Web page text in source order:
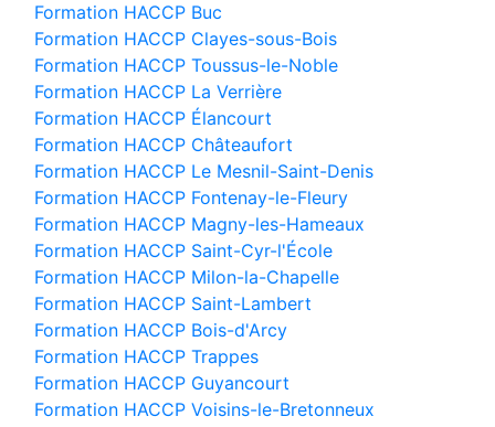
Formation HACCP Buc
Formation HACCP Clayes-sous-Bois
Formation HACCP Toussus-le-Noble
Formation HACCP La Verrière
Formation HACCP Élancourt
Formation HACCP Châteaufort
Formation HACCP Le Mesnil-Saint-Denis
Formation HACCP Fontenay-le-Fleury
Formation HACCP Magny-les-Hameaux
Formation HACCP Saint-Cyr-l'École
Formation HACCP Milon-la-Chapelle
Formation HACCP Saint-Lambert
Formation HACCP Bois-d'Arcy
Formation HACCP Trappes
Formation HACCP Guyancourt
Formation HACCP Voisins-le-Bretonneux